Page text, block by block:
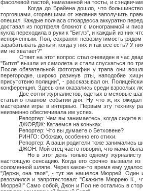
фасолевой пастой, намазанной на тосты, и
Когда до Брайена дошло, что большинство
торговцами, сгоравшими от желания заполучить
опешил. Каждые полчаса стюардесса аккуратно
доставал из портфеля блокнот с монограммой и
кукла переходила в руки к "Битлз", и каждый из них
испорченным. Пол, сохраняя невозмутимость
зарабатывать деньги, когда у них и так все есть? У
им не хватает?"
Ответ на этот вопрос стал очевиден в час
"Битлз" вышли из самолета и стали спускаться по
После обязательной фотографии у трапа они
перегородке, широко разинув рты, наподобие
присутствию полиции", - рассказывал он.
конференция. Здесь они оказались среди взрослых
Две сотни журналистов, одетых в меховые шапки
статьи о главном событии дня. Ну что ж, их
мастерами игры в интервью. Первым эту технику
неизменно обеспечивала им успех.
Репортер: Чем вы занимаетесь, когда сидите в
ДЖОРДЖ: Катаемся на коньках.
Репортер: Что вы думаете о Бетховене?
РИНГО: Обожаю, особенно его стихи.
Репортер: А ваши родители тоже занимались
ДЖОН: Мой отец часто говорил, что мама была
Но в этот день только одному журналисту -
настоящую сенсацию. Когда его срочно вызвали
соломенной шляпе. Через какое-то время ему
"Держи, она твоя", - тут же нашелся Мюррей. Один
разозлился и запротестовал: "Скажите Мюррею К.,
Мюррей!" Само собой, Джон и Пол не остались в